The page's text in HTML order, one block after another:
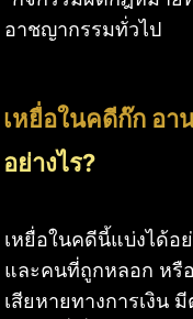
อาชญากรรมทั่วไป
เหยื่อในคดีก๊ก อา
อย่างไร?
เหยื่อในคดีนี้แบ่งได้อ
และคนที่ถูกหลอก หรื
เสียหายทางการเงิน